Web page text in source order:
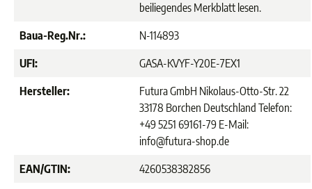
beiliegendes Merkblatt lesen.
Baua-Reg.Nr.:
N-114893
UFI:
GASA-KVYF-Y20E-7EX1
Hersteller:
Futura GmbH Nikolaus-Otto-Str. 22
33178 Borchen Deutschland Telefon:
+49 5251 69161-79 E-Mail:
info@futura-shop.de
EAN/GTIN:
4260538382856